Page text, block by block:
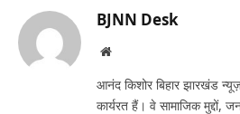
BJNN Desk
Website
आनंद किशोर बिहार झारखंड
कार्यरत हैं। वे सामाजिक मुद्दों,